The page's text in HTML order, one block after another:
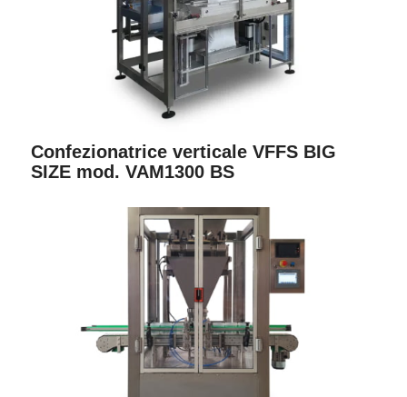
Confezionatrice verticale VFFS BIG
SIZE mod. VAM1300 BS